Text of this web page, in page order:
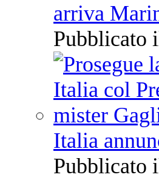
arriva
Pubblicato
Italia
Pubblicato